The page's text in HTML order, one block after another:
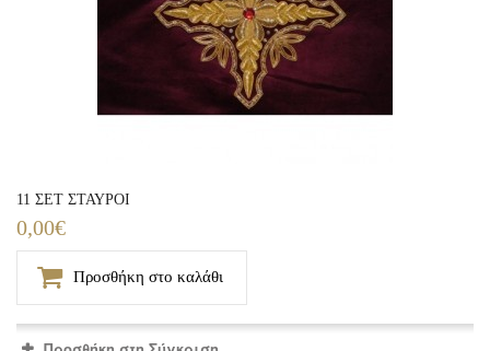
11 ΣΕΤ ΣΤΑΥΡΟΙ
0,00€
Προσθήκη στο καλάθι